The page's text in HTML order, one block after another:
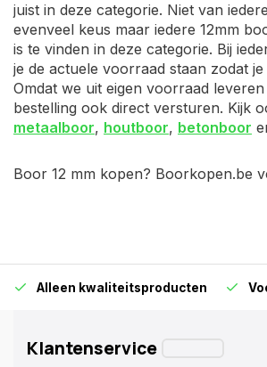
juist in deze categorie. Niet van
evenveel keus maar iedere 12mm
is te vinden in deze categorie. Bij
je de actuele voorraad staan zodat je
Omdat we uit eigen voorraad
bestelling ook direct versturen. Kijk
metaalboor, houtboor, betonboor
Boor 12 mm kopen? Boorkopen.be
Alleen kwaliteitsproducten
Klantenservice